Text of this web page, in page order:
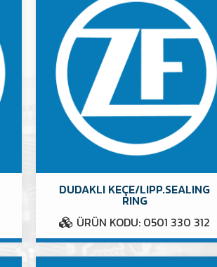
DUDAKLI KEÇE/LIPP.SEALING
RING
ÜRÜN KODU: 0501 330 312